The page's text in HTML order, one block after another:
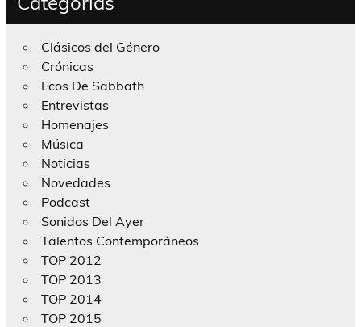
Clásicos del Género
Crónicas
Ecos De Sabbath
Entrevistas
Homenajes
Música
Noticias
Novedades
Podcast
Sonidos Del Ayer
Talentos Contemporáneos
TOP 2012
TOP 2013
TOP 2014
TOP 2015